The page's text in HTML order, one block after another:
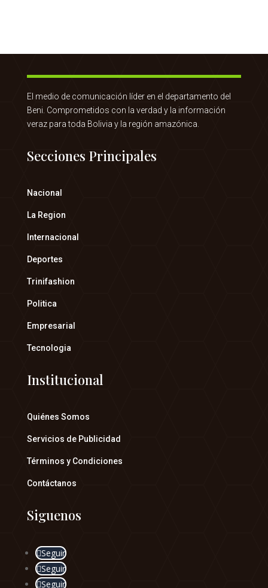
El medio de comunicación líder en el departamento del
Beni. Comprometidos con la verdad y la información
veraz para toda Bolivia y la región amazónica.
Secciones Principales
Nacional
La Region
Internacional
Deportes
Trinifashion
Politica
Empresarial
Tecnologia
Institucional
Quiénes Somos
Servicios de Publicidad
Términos y Condiciones
Contáctanos
Siguenos
Seguir
Seguir
Seguir